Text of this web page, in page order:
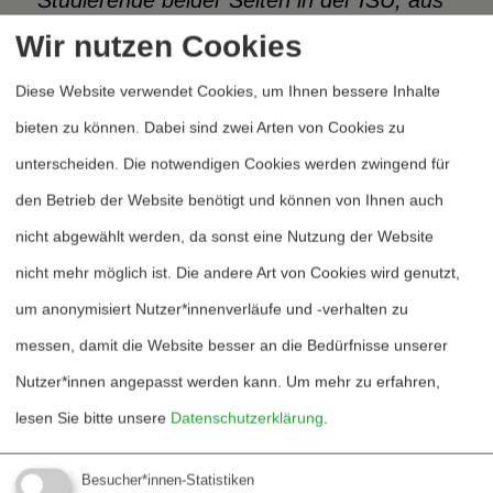
Israel und Palästina. Es ist interessant,
ISU haben nicht nur Hintergrundwissen zu
Wir nutzen Cookies
Diese Website verwendet Cookies, um Ihnen bessere Inhalte
bieten zu können. Dabei sind zwei Arten von Cookies zu
unterscheiden. Die notwendigen Cookies werden zwingend für
den Betrieb der Website benötigt und können von Ihnen auch
nicht abgewählt werden, da sonst eine Nutzung der Website
nicht mehr möglich ist. Die andere Art von Cookies wird genutzt,
um anonymisiert Nutzer*innenverläufe und -verhalten zu
messen, damit die Website besser an die Bedürfnisse unserer
Nutzer*innen angepasst werden kann. Um mehr zu erfahren,
lesen Sie bitte unsere Datenschutzerklärung.
Besucher*innen-Statistiken